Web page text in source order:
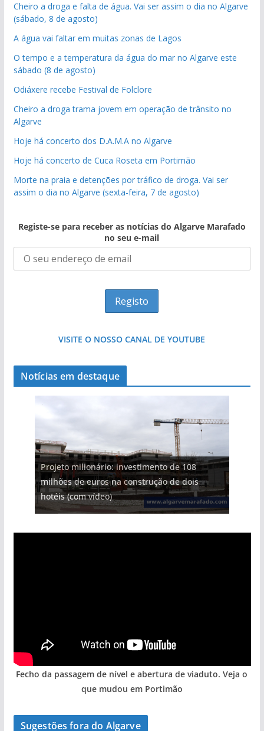
Cheiro a droga e falta de água. Vai ser assim o dia no Algarve
(sábado, 8 de agosto)
A água vai faltar em muitas zonas de Lagos
O tempo e a temperatura da água do mar no Algarve este
sábado (8 de agosto)
Odiáxere recebe Festival de Folclore
Cheiro a droga trama jovem em operação de trânsito no
Algarve
Hoje há concerto dos D.A.M.A no Algarve
Hoje há concerto de Cuca Roseta em Portimão
Morte na praia e detenções por tráfico de droga. Vai ser
assim o dia no Algarve (sexta-feira, 7 de agosto)
Registe-se para receber as notícias do Algarve Marafado
no seu e-mail
VISITE O NOSSO CANAL DE YOUTUBE
Notícias em destaque
Projeto milionário: investimento de 108
milhões de euros na construção de dois
hotéis (com vídeo)
Fecho da passagem de nível e abertura de viaduto. Veja o
que mudou em Portimão
Sugestões fora do Algarve